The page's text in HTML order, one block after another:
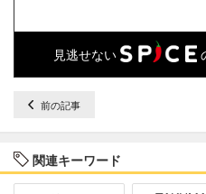
見逃せない
前の記事
関連キーワード